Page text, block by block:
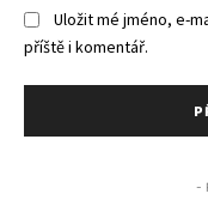
Uložit mé jméno, e-
příště i komentář.
-